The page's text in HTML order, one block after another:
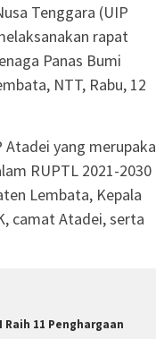
Tenggara (UIP
rapat
Panas Bumi
NTT, Rabu, 12
Atadei yang
RUPTL 2021-2030
Lembata, Kepala
camat Atadei, serta
Raih 11 Penghargaan